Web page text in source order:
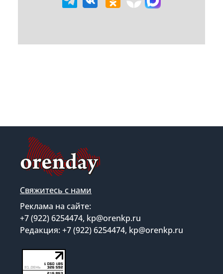
Свяжитесь с нами
Реклама на сайте:
+7 (922) 6254474, kp@orenkp.ru
Редакция: +7 (922) 6254474, kp@orenkp.ru